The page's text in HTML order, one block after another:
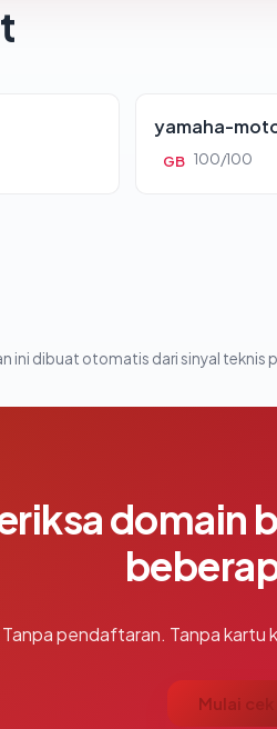
yamaha-
GB 100/100
ini dibuat otomatis dari sinyal teknis
domain
Tanpa pendaftaran. Tanpa kartu
Mulai cek